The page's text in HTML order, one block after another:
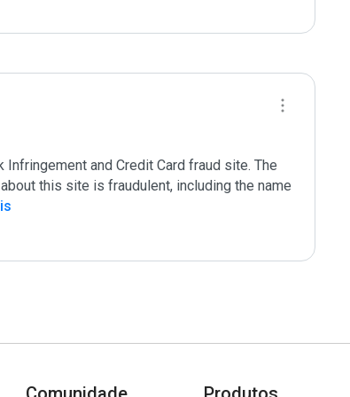
Infringement and Credit Card fraud site. The
this site is fraudulent, including the name